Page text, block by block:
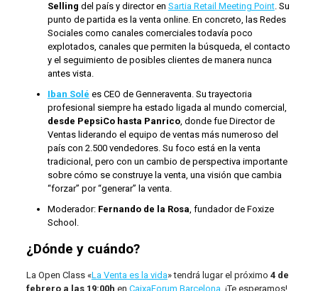
Selling del país y director en Sartia Retail Meeting Point. Su
punto de partida es la venta online. En concreto, las Redes
Sociales como canales comerciales todavía poco
explotados, canales que permiten la búsqueda, el contacto
y el seguimiento de posibles clientes de manera nunca
antes vista.
Iban Solé es CEO de Genneraventa. Su trayectoria
profesional siempre ha estado ligada al mundo comercial,
desde PepsiCo hasta Panrico, donde fue Director de
Ventas liderando el equipo de ventas más numeroso del
país con 2.500 vendedores. Su foco está en la venta
tradicional, pero con un cambio de perspectiva importante
sobre cómo se construye la venta, una visión que cambia
“forzar” por “generar” la venta.
Moderador: Fernando de la Rosa, fundador de Foxize
School.
¿Dónde y cuándo?
La Open Class «La Venta es la vida» tendrá lugar el próximo 4 de
febrero a las 19:00h en CaixaForum Barcelona. ¡Te esperamos!